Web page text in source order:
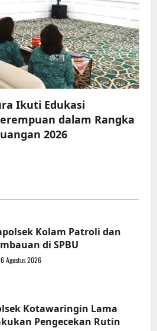
Ikuti Edukasi
dalam Rangka
2026
Kolam Patroli dan
di SPBU
6 Agustus 2026
Kotawaringin Lama
Pengecekan Rutin